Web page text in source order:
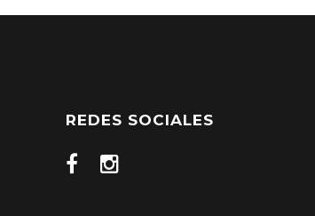
REDES SOCIALES